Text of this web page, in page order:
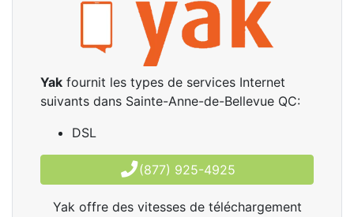
Yak fournit les types de services Internet
suivants dans Sainte-Anne-de-Bellevue QC:
DSL
(877) 925-4925
Yak offre des vitesses de téléchargement